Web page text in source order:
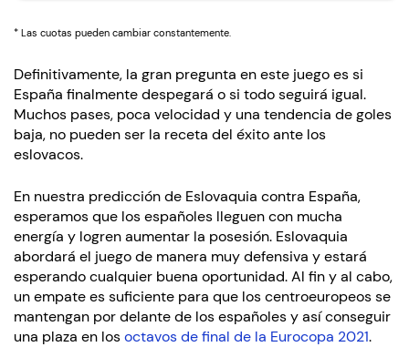
* Las cuotas pueden cambiar constantemente.
Definitivamente, la gran pregunta en este juego es si
España finalmente despegará o si todo seguirá igual.
Muchos pases, poca velocidad y una tendencia de goles
baja, no pueden ser la receta del éxito ante los
eslovacos.
En nuestra predicción de Eslovaquia contra España,
esperamos que los españoles lleguen con mucha
energía y logren aumentar la posesión. Eslovaquia
abordará el juego de manera muy defensiva y estará
esperando cualquier buena oportunidad. Al fin y al cabo,
un empate es suficiente para que los centroeuropeos se
mantengan por delante de los españoles y así conseguir
una plaza en losoctavos de final de la Eurocopa 2021.